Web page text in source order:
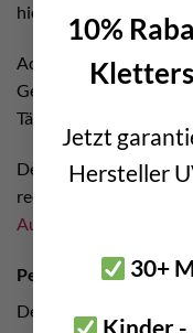
10%
Jetzt
Hersteller
30+
Kinder -
hier nachhaltig
Achtet bitte darauf,
Gefahrenpotential
Tätigkeit immer hin und
Deswegen raten wir
redundanten System.
Auffanggerät
Petzl Seilschutz –
Der Protec erreicht wie